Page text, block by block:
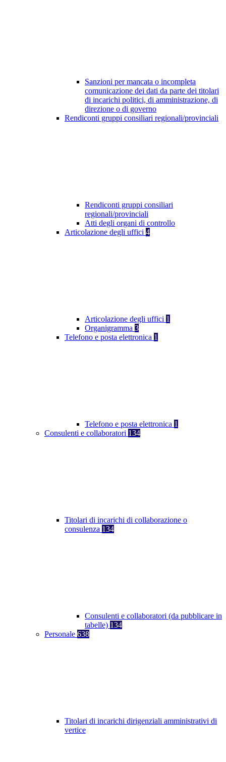
Sanzioni per mancata o incompleta
comunicazione dei dati da parte dei titolari
di incarichi politici, di amministrazione, di
direzione o di governo
Rendiconti gruppi consiliari regionali/provinciali
Rendiconti gruppi consiliari
regionali/provinciali
Atti degli organi di controllo
Articolazione degli uffici 4
Articolazione degli uffici 1
Organigramma 3
Telefono e posta elettronica 1
Telefono e posta elettronica 1
Consulenti e collaboratori 134
Titolari di incarichi di collaborazione o
consulenza 134
Consulenti e collaboratori (da pubblicare in
tabelle) 134
Personale 638
Titolari di incarichi dirigenziali amministrativi di
vertice